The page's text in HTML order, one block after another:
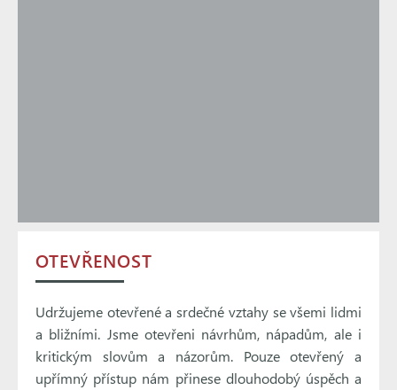
OTEVŘENOST
Udržujeme otevřené a srdečné vztahy se všemi lidmi
a bližními. Jsme otevřeni návrhům, nápadům, ale i
kritickým slovům a názorům. Pouze otevřený a
upřímný přístup nám přinese dlouhodobý úspěch a